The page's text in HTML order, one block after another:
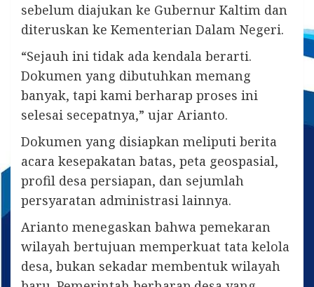
sebelum diajukan ke Gubernur Kaltim dan
diteruskan ke Kementerian Dalam Negeri.
“Sejauh ini tidak ada kendala berarti.
Dokumen yang dibutuhkan memang
banyak, tapi kami berharap proses ini
selesai secepatnya,” ujar Arianto.
Dokumen yang disiapkan meliputi berita
acara kesepakatan batas, peta geospasial,
profil desa persiapan, dan sejumlah
persyaratan administrasi lainnya.
Arianto menegaskan bahwa pemekaran
wilayah bertujuan memperkuat tata kelola
desa, bukan sekadar membentuk wilayah